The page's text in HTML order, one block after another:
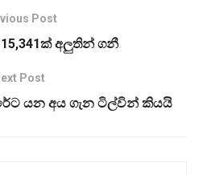
Post
අලුතින් ගනී
Post
යන අය ගැන ටිල්වින් කියයි